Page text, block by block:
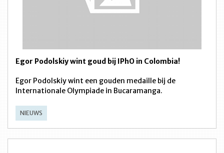
Egor Podolskiy wint goud bij IPhO in Colombia!
Egor Podolskiy wint een gouden medaille bij de
Internationale Olympiade in Bucaramanga.
NIEUWS